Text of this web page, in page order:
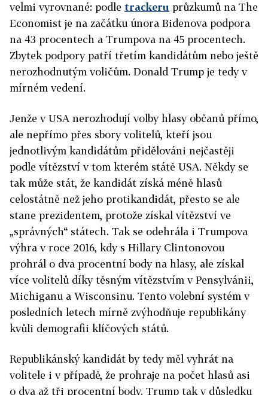
velmi vyrovnané: podle trackeru průzkumů na The
Economist je na začátku února Bidenova podpora
na 43 procentech a Trumpova na 45 procentech.
Zbytek podpory patří třetím kandidátům nebo ještě
nerozhodnutým voličům. Donald Trump je tedy v
mírném vedení.
Jenže v USA nerozhodují volby hlasy občanů přímo,
ale nepřímo přes sbory volitelů, kteří jsou
jednotlivým kandidátům přidělováni nejčastěji
podle vítězství v tom kterém státě USA. Někdy se
tak může stát, že kandidát získá méně hlasů
celostátně než jeho protikandidát, přesto se ale
stane prezidentem, protože získal vítězství ve
„správných“ státech. Tak se odehrála i Trumpova
výhra v roce 2016, kdy s Hillary Clintonovou
prohrál o dva procentní body na hlasy, ale získal
více volitelů díky těsným vítězstvím v Pensylvánii,
Michiganu a Wisconsinu. Tento volební systém v
posledních letech mírně zvýhodňuje republikány
kvůli demografii klíčových států.
Republikánský kandidát by tedy měl vyhrát na
volitele i v případě, že prohraje na počet hlasů asi
o dva až tři procentní body. Trump tak v důsledku